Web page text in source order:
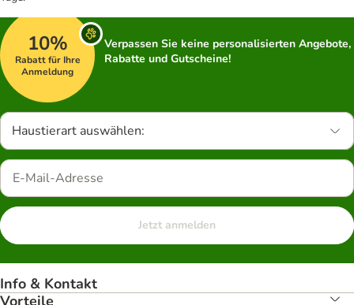
10%
Rabatt für Ihre
Anmeldung
Verpassen Sie keine personalisierten Angebote,
Rabatte und Gutscheine!
Haustierart auswählen:
Jetzt anmelden
Info & Kontakt
Vorteile